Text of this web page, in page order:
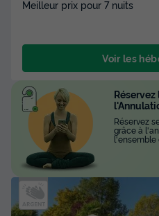
Meilleur prix pour 7 nuits
Voir les
Réservez
grâce à
l'ensemble